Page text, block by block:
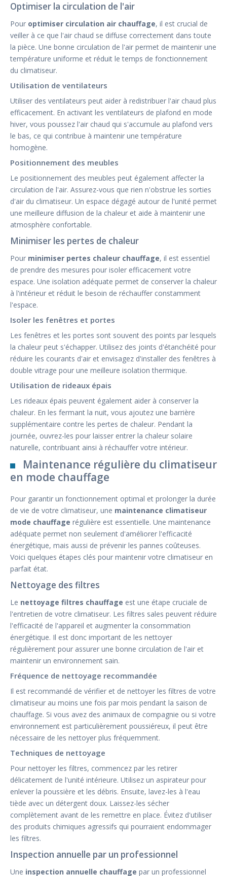
Optimiser la circulation de l'air
Pour optimiser circulation air chauffage, il est crucial de
veiller à ce que l'air chaud se diffuse correctement dans toute
la pièce. Une bonne circulation de l'air permet de maintenir une
température uniforme et réduit le temps de fonctionnement
du climatiseur.
Utilisation de ventilateurs
Utiliser des ventilateurs peut aider à redistribuer l'air chaud plus
efficacement. En activant les ventilateurs de plafond en mode
hiver, vous poussez l'air chaud qui s'accumule au plafond vers
le bas, ce qui contribue à maintenir une température
homogène.
Positionnement des meubles
Le positionnement des meubles peut également affecter la
circulation de l'air. Assurez-vous que rien n'obstrue les sorties
d'air du climatiseur. Un espace dégagé autour de l'unité permet
une meilleure diffusion de la chaleur et aide à maintenir une
atmosphère confortable.
Minimiser les pertes de chaleur
Pour minimiser pertes chaleur chauffage, il est essentiel
de prendre des mesures pour isoler efficacement votre
espace. Une isolation adéquate permet de conserver la chaleur
à l'intérieur et réduit le besoin de réchauffer constamment
l'espace.
Isoler les fenêtres et portes
Les fenêtres et les portes sont souvent des points par lesquels
la chaleur peut s'échapper. Utilisez des joints d'étanchéité pour
réduire les courants d'air et envisagez d'installer des fenêtres à
double vitrage pour une meilleure isolation thermique.
Utilisation de rideaux épais
Les rideaux épais peuvent également aider à conserver la
chaleur. En les fermant la nuit, vous ajoutez une barrière
supplémentaire contre les pertes de chaleur. Pendant la
journée, ouvrez-les pour laisser entrer la chaleur solaire
naturelle, contribuant ainsi à réchauffer votre intérieur.
Maintenance régulière du climatiseur
en mode chauffage
Pour garantir un fonctionnement optimal et prolonger la durée
de vie de votre climatiseur, une maintenance climatiseur
mode chauffage régulière est essentielle. Une maintenance
adéquate permet non seulement d'améliorer l'efficacité
énergétique, mais aussi de prévenir les pannes coûteuses.
Voici quelques étapes clés pour maintenir votre climatiseur en
parfait état.
Nettoyage des filtres
Le nettoyage filtres chauffage est une étape cruciale de
l'entretien de votre climatiseur. Les filtres sales peuvent réduire
l'efficacité de l'appareil et augmenter la consommation
énergétique. Il est donc important de les nettoyer
régulièrement pour assurer une bonne circulation de l'air et
maintenir un environnement sain.
Fréquence de nettoyage recommandée
Il est recommandé de vérifier et de nettoyer les filtres de votre
climatiseur au moins une fois par mois pendant la saison de
chauffage. Si vous avez des animaux de compagnie ou si votre
environnement est particulièrement poussiéreux, il peut être
nécessaire de les nettoyer plus fréquemment.
Techniques de nettoyage
Pour nettoyer les filtres, commencez par les retirer
délicatement de l'unité intérieure. Utilisez un aspirateur pour
enlever la poussière et les débris. Ensuite, lavez-les à l'eau
tiède avec un détergent doux. Laissez-les sécher
complètement avant de les remettre en place. Évitez d'utiliser
des produits chimiques agressifs qui pourraient endommager
les filtres.
Inspection annuelle par un professionnel
Une inspection annuelle chauffage par un professionnel